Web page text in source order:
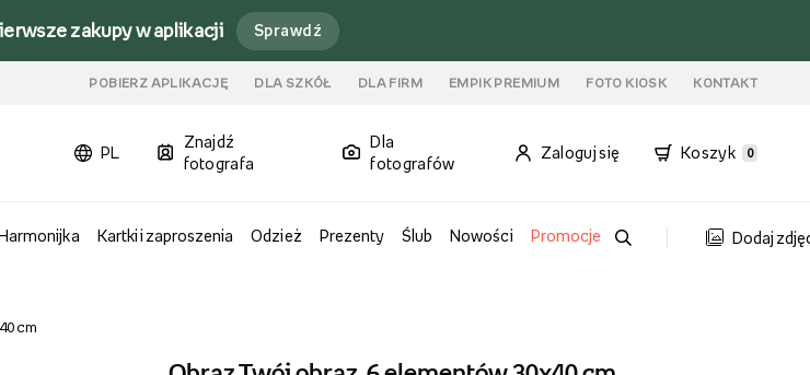
zakupy w aplikacji Sprawdź
POBIERZ APLIKACJĘ DLA SZKÓŁ DLA FIRM EMPIK PREMIUM FOTO KIOSK KONTAKT
PL
Znajdź
fotografa
Dla
fotografów
Zaloguj się Koszyk 0
Kartki i zaproszenia Odzież Prezenty Ślub Nowości Promocje Dodaj
cm